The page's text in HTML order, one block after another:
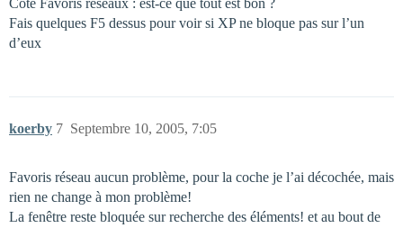
Côté Favoris réseaux : est-ce que tout est bon ?
Fais quelques F5 dessus pour voir si XP ne bloque pas sur l’un
d’eux
koerby Septembre 10, 2005, 7:05
7
Favoris réseau aucun problème, pour la coche je l’ai décochée, mais
rien ne change à mon problème!
La fenêtre reste bloquée sur recherche des éléments! et au bout de